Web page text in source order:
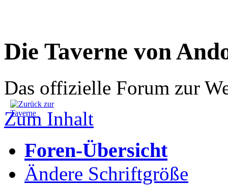
Die Taverne von
Das offizielle Forum zur
Zum Inhalt
Foren-Übersicht
Ändere Schriftgröße